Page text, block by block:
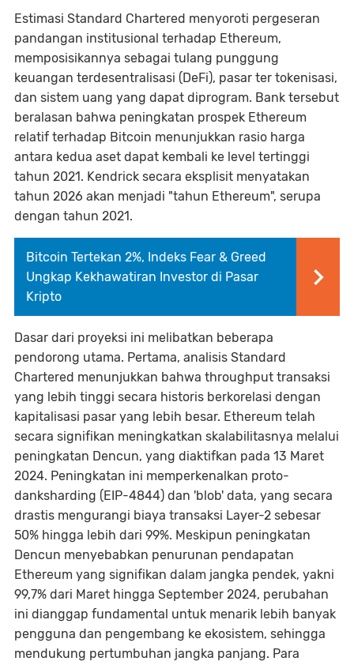
Estimasi Standard Chartered menyoroti pergeseran
pandangan institusional terhadap Ethereum,
memposisikannya sebagai tulang punggung
keuangan terdesentralisasi (DeFi), pasar ter tokenisasi,
dan sistem uang yang dapat diprogram. Bank tersebut
beralasan bahwa peningkatan prospek Ethereum
relatif terhadap Bitcoin menunjukkan rasio harga
antara kedua aset dapat kembali ke level tertinggi
tahun 2021. Kendrick secara eksplisit menyatakan
tahun 2026 akan menjadi "tahun Ethereum", serupa
dengan tahun 2021.
Bitcoin Tertekan 2%, Indeks Fear & Greed
Ungkap Kekhawatiran Investor di Pasar
Kripto
Dasar dari proyeksi ini melibatkan beberapa
pendorong utama. Pertama, analisis Standard
Chartered menunjukkan bahwa throughput transaksi
yang lebih tinggi secara historis berkorelasi dengan
kapitalisasi pasar yang lebih besar. Ethereum telah
secara signifikan meningkatkan skalabilitasnya melalui
peningkatan Dencun, yang diaktifkan pada 13 Maret
2024. Peningkatan ini memperkenalkan proto-
danksharding (EIP-4844) dan 'blob' data, yang secara
drastis mengurangi biaya transaksi Layer-2 sebesar
50% hingga lebih dari 99%. Meskipun peningkatan
Dencun menyebabkan penurunan pendapatan
Ethereum yang signifikan dalam jangka pendek, yakni
99,7% dari Maret hingga September 2024, perubahan
ini dianggap fundamental untuk menarik lebih banyak
pengguna dan pengembang ke ekosistem, sehingga
mendukung pertumbuhan jangka panjang. Para